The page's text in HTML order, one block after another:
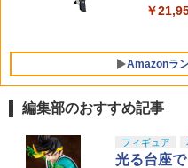
スイベ
￥
￥
Amazonラ
1
30MS
1
東京マ
ト ガ
1
GSIク
ミアム
編集部のおすすめ記事
フィギュア
光る台座